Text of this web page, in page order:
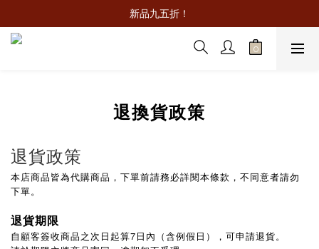
新品九五折！
退換貨政策
退貨政策
本店商品皆為代購商品，下單前請務必詳閱本條款，不同意者請勿
下單。
退貨期限
自顧客簽收商品之次日起算7日內（含例假日），可申請退貨。